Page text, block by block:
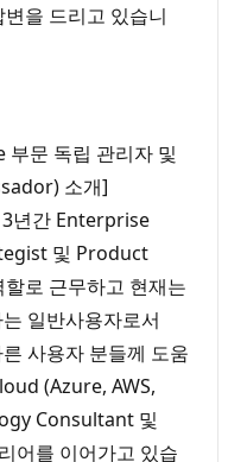
을 드리고 있습니
문 독립 관리자 및
소개]
년간 Enterprise
및 Product
로 근무하고 현재는
일반사용자로서
사용자 분들께 도움
(Azure, AWS,
Consultant 및
어를 이어가고 있습